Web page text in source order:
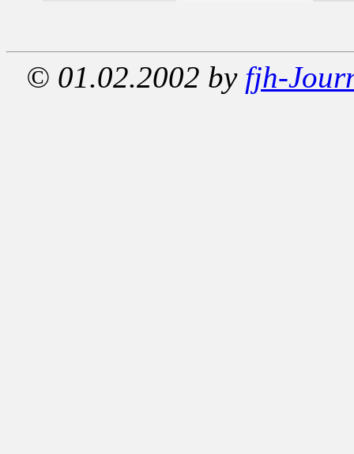
© 01.02.2002 by fjh-